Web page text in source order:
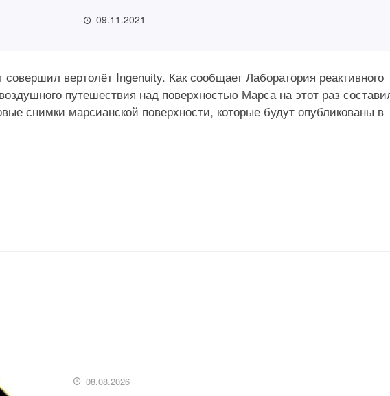
09.11.2021
вертолёт Ingenuity. Как сообщает Лаборатория реактивного
путешествия над поверхностью Марса на этот раз
снимки марсианской поверхности, которые будут опубликованы в
08.08.2026